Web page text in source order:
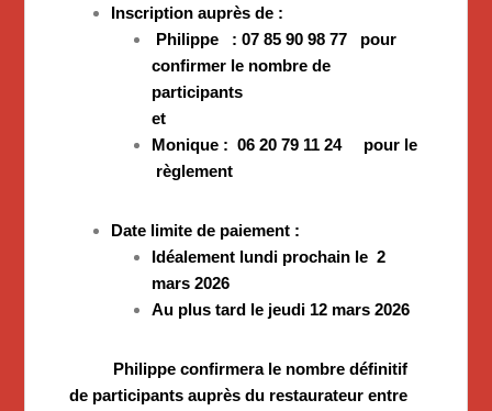
Inscription auprès de :
Philippe : 07 85 90 98 77 pour
confirmer le nombre de
participants
et
Monique : 06 20 79 11 24 pour le
règlement
Date limite de paiement :
Idéalement lundi prochain le 2
mars 2026
Au plus tard le jeudi 12 mars 2026
Philippe confirmera le nombre définitif
de participants auprès du restaurateur entre